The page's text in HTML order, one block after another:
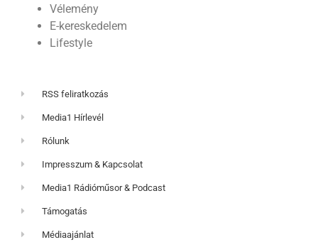
Vélemény
E-kereskedelem
Lifestyle
RSS feliratkozás
Media1 Hírlevél
Rólunk
Impresszum & Kapcsolat
Media1 Rádióműsor & Podcast
Támogatás
Médiaajánlat